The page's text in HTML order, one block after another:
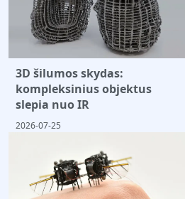
3D šilumos skydas:
kompleksinius objektus
slepia nuo IR
2026-07-25